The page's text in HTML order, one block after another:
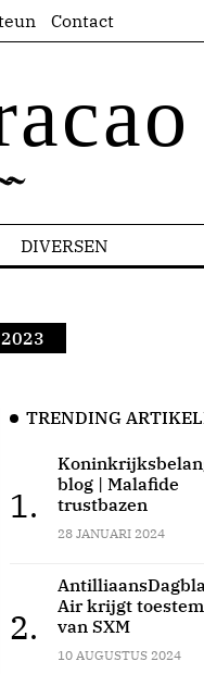
Contact
DIVERSEN
TRENDING
1.
blog | Malafide
trustbazen
28 JANUARI 2024
2.
Air krijgt
van SXM
10 AUGUSTUS 2024